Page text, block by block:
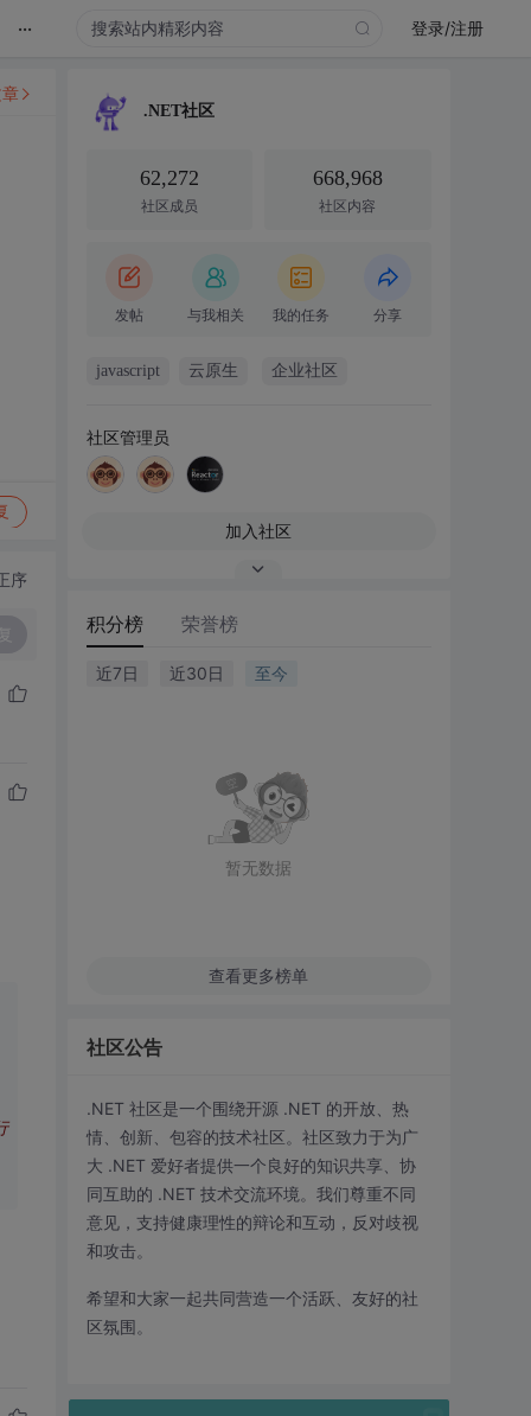
... 登录/注册
序
.NET社区
62,272
社区成员
668,968
社区内容
发帖 与我相关 我的任务 分享
javascript 云原生 企业社区
社区管理员
加入社区
积分榜 荣誉榜
近7日 近30日 至今
暂无数据
查看更多榜单
社区公告
.NET 社区是一个围绕开源 .NET 的开放、热
情、创新、包容的技术社区。社区致力于为广
大 .NET 爱好者提供一个良好的知识共享、协
同互助的 .NET 技术交流环境。我们尊重不同
意见，支持健康理性的辩论和互动，反对歧视
和攻击。
希望和大家一起共同营造一个活跃、友好的社
区氛围。